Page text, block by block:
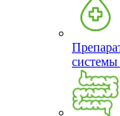
системы